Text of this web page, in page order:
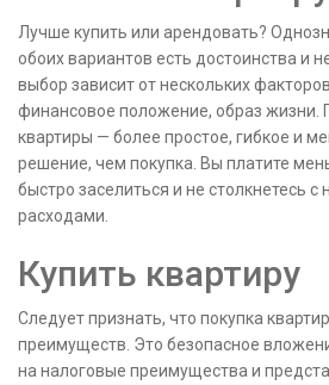
Лучше купить или арендовать?
обоих вариантов есть достоинства и
выбор зависит от нескольких
финансовое положение, образ жизни.
квартиры — более простое, гибкое и
решение, чем покупка. Вы платите
быстро заселиться и не столкнетесь
расходами.
Купить квартиру
Следует признать, что покупка
преимуществ. Это безопасное
на налоговые преимущества и